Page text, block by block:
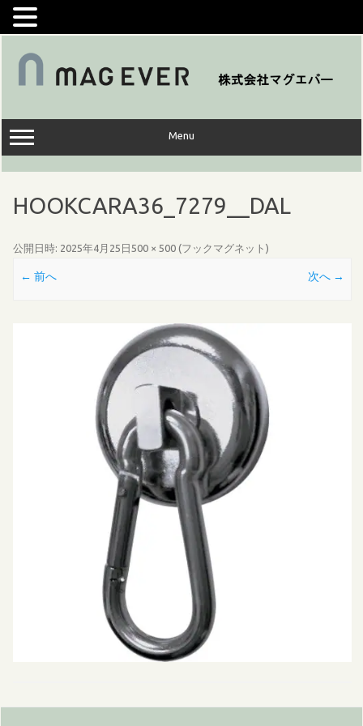
コ
キ
ッ
プ
Menu
HOOKCARA36_7279__DAL
公開日時: 2025年4月25日 500 × 500 (フックマグネット )
← 前へ 次へ →